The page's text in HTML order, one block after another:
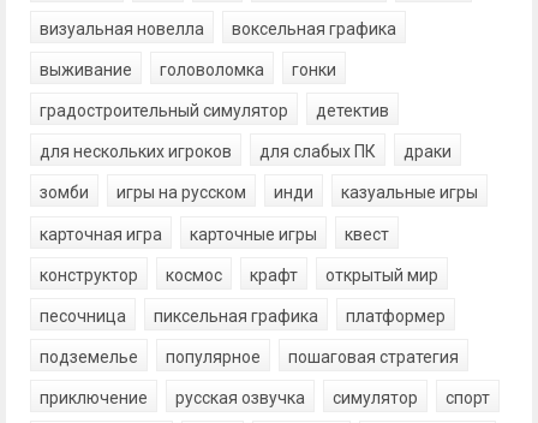
визуальная новелла воксельная графика
выживание головоломка гонки
градостроительный симулятор детектив
для нескольких игроков для слабых ПК драки
зомби игры на русском инди казуальные игры
карточная игра карточные игры квест
конструктор космос крафт открытый мир
песочница пиксельная графика платформер
подземелье популярное пошаговая стратегия
приключение русская озвучка симулятор спорт